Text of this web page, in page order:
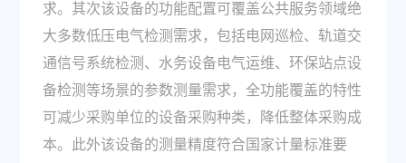
求。其次该设备的功能配置可覆盖公共服务领域绝
大多数低压电气检测需求，包括电网巡检、轨道交
通信号系统检测、水务设备电气运维、环保站点设
备检测等场景的参数测量需求，全功能覆盖的特性
可减少采购单位的设备采购种类，降低整体采购成
本。此外该设备的测量精度符合国家计量标准要